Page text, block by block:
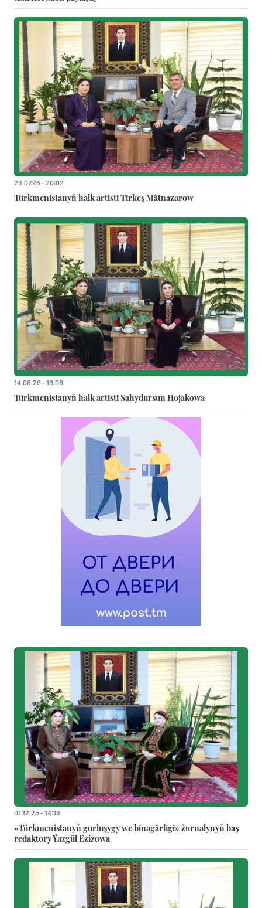
23.07.26 - 20:02
Türkmenistanyň halk artisti Tirkeş Mätnazarow
14.06.26 - 18:08
Türkmenistanyň halk artisti Sahydursun Hojakowa
01.12.25 - 14:13
«Türkmenistanyň gurluşygy we binagärligi» žurnalynyň baş
redaktory Ýazgül Ezizowa